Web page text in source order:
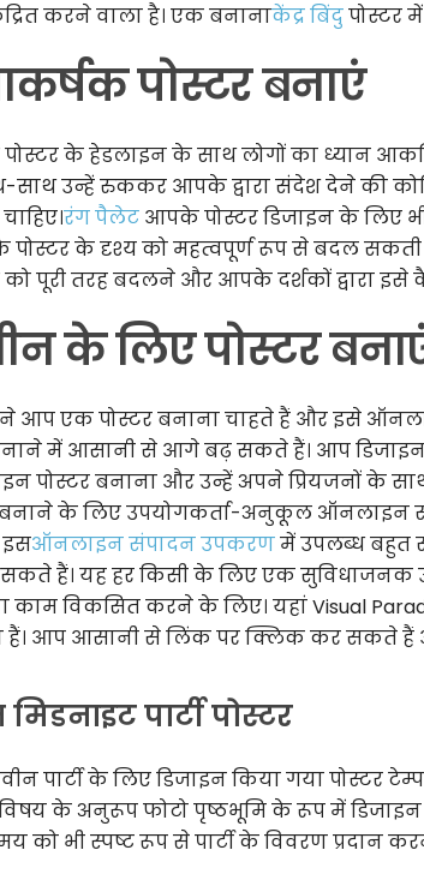
करने वाला है। एक बनानाकेंद्र बिंदुपोस्टर
पोस्टर बनाएं
के हेडलाइन के साथ लोगों का ध्यान
उन्हें रुककर आपके द्वारा संदेश देने की
रंग पैलेट आपके पोस्टर डिजाइन के लिए
के दृश्य को महत्वपूर्ण रूप से बदल
को पूरी तरह बदलने और आपके दर्शकों द्वारा
के लिए पोस्टर
आप एक पोस्टर बनाना चाहते हैं और इसे
में आसानी से आगे बढ़ सकते हैं। आप
पोस्टर बनाना और उन्हें अपने प्रियजनों के
के लिए उपयोगकर्ता-अनुकूल ऑनलाइन
इसऑनलाइन संपादन उपकरणमें उपलब्ध बहुत
हैं। यह हर किसी के लिए एक सुविधाजनक
विकसित करने के लिए। यहां Visual
हैं। आप आसानी से लिंक पर क्लिक कर सकते
पार्टी पोस्टर
पार्टी के लिए डिजाइन किया गया पोस्टर
के अनुरूप फोटो पृष्ठभूमि के रूप में डिजाइन
को भी स्पष्ट रूप से पार्टी के विवरण प्रदान